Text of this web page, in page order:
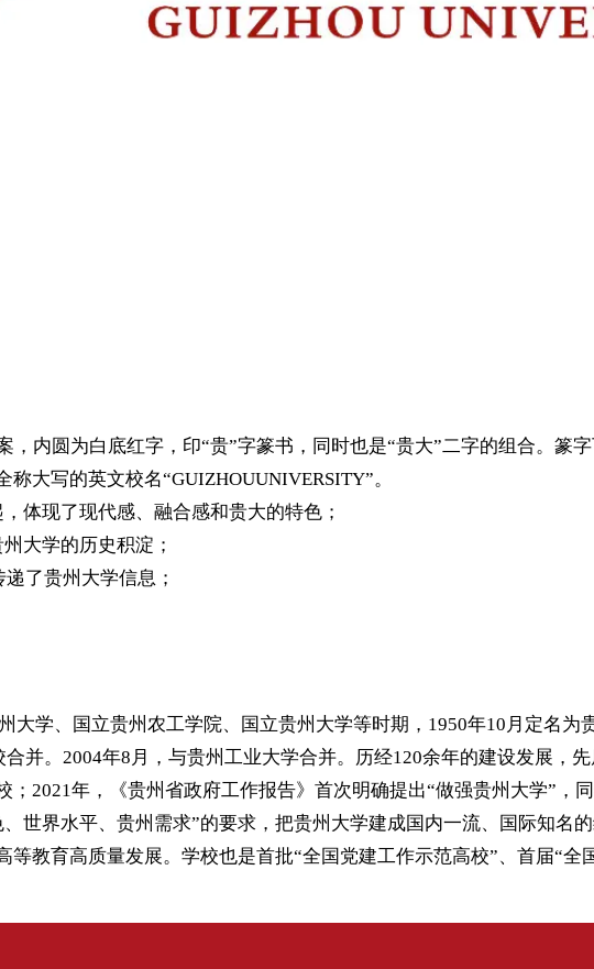
内圆为白底红字，印“贵”字篆书，同时也是“贵大”二字的组合。篆
大写的英文校名“GUIZHOUUNIVERSITY”。
体现了现代感、融合感和贵大的特色；
州大学的历史积淀；
了贵州大学信息；
大学、国立贵州农工学院、国立贵州大学等时期，1950年10月定名为
并。2004年8月，与贵州工业大学合并。历经120余年的建设发展，
2021年，《贵州省政府工作报告》首次明确提出“做强贵州大学”，
世界水平、贵州需求”的要求，把贵州大学建成国内一流、国际知名
教育高质量发展。学校也是首批“全国党建工作示范高校”、首届“全